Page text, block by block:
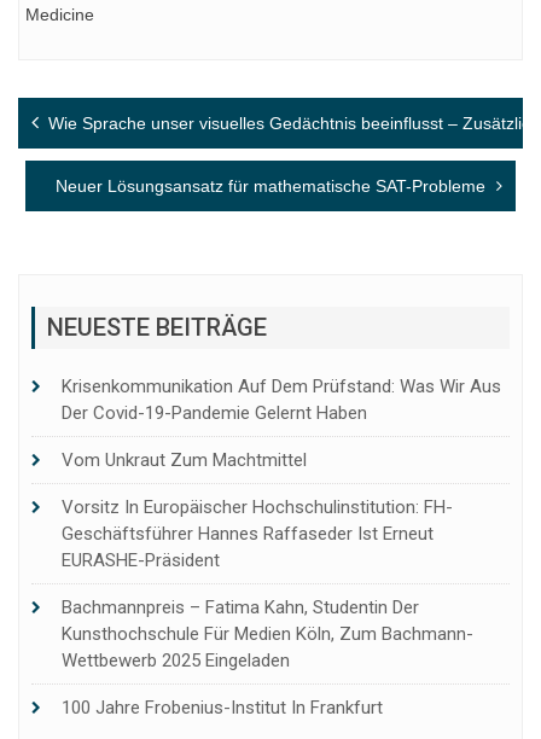
Medicine
Beitragsnavigation
Wie Sprache unser visuelles Gedächtnis beeinflusst –
Neuer Lösungsansatz für mathematische SAT-Probleme
NEUESTE BEITRÄGE
Krisenkommunikation Auf Dem Prüfstand: Was Wir Aus
Der Covid-19-Pandemie Gelernt Haben
Vom Unkraut Zum Machtmittel
Vorsitz In Europäischer Hochschulinstitution: FH-
Geschäftsführer Hannes Raffaseder Ist Erneut
EURASHE-Präsident
Bachmannpreis – Fatima Kahn, Studentin Der
Kunsthochschule Für Medien Köln, Zum Bachmann-
Wettbewerb 2025 Eingeladen
100 Jahre Frobenius-Institut In Frankfurt